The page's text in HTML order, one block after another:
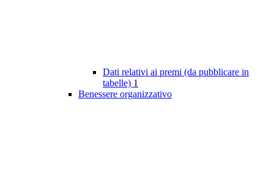
Dati relativi ai premi (da pubblicare in
tabelle) 1
Benessere organizzativo